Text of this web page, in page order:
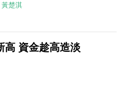
黃楚淇
高 資金趁高造淡